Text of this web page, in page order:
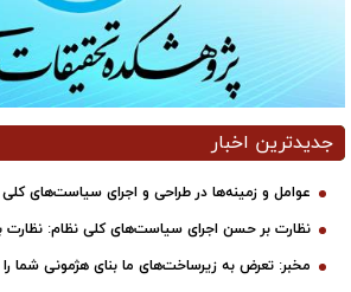
جدیدترین اخبار
عوامل و زمینه‌ها در طراحی و اجرای سیاست‌های کلی
نظارت بر حسن اجرای سیاست‌های کلی نظام: نظارت بر
مخبر: تعرض به زیرساخت‌های ما بنای هژمونی شما را